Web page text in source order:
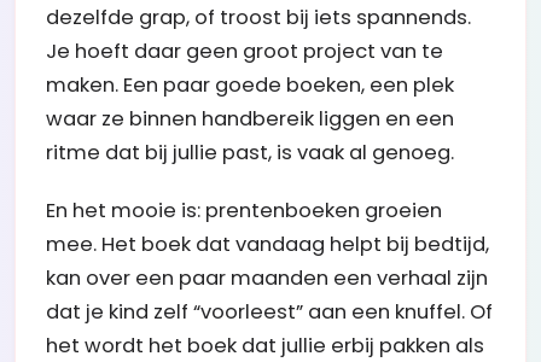
dezelfde grap, of troost bij iets spannends.
Je hoeft daar geen groot project van te
maken. Een paar goede boeken, een plek
waar ze binnen handbereik liggen en een
ritme dat bij jullie past, is vaak al genoeg.
En het mooie is: prentenboeken groeien
mee. Het boek dat vandaag helpt bij bedtijd,
kan over een paar maanden een verhaal zijn
dat je kind zelf “voorleest” aan een knuffel. Of
het wordt het boek dat jullie erbij pakken als